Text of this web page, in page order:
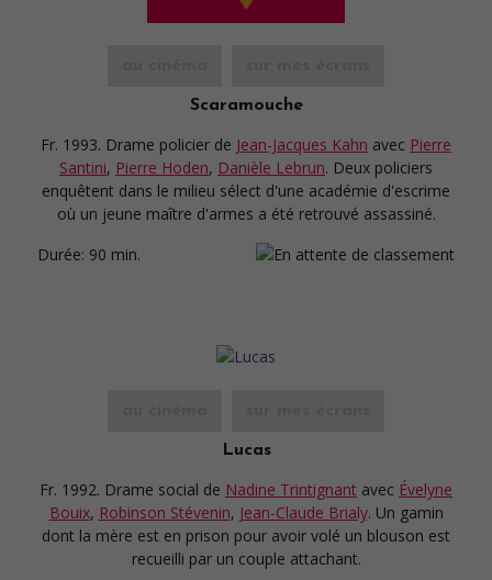
Scaramouche
Fr. 1993. Drame policier de Jean-Jacques Kahn avec Pierre
Santini, Pierre Hoden, Danièle Lebrun. Deux policiers
enquêtent dans le milieu sélect d'une académie d'escrime
où un jeune maître d'armes a été retrouvé assassiné.
Durée: 90 min.
Lucas
Fr. 1992. Drame social de Nadine Trintignant avec Évelyne
Bouix, Robinson Stévenin, Jean-Claude Brialy. Un gamin
dont la mère est en prison pour avoir volé un blouson est
recueilli par un couple attachant.